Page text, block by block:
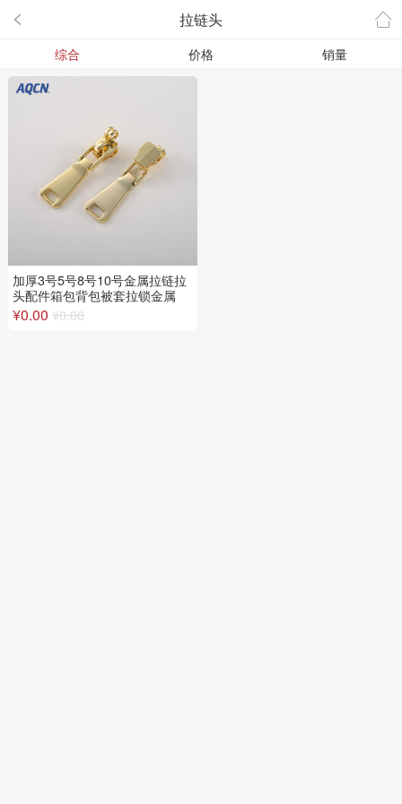
 拉链头 
综合 价格 销量
加厚3号5号8号10号金属拉链拉
头配件箱包背包被套拉锁金属
¥0.00 ¥0.00